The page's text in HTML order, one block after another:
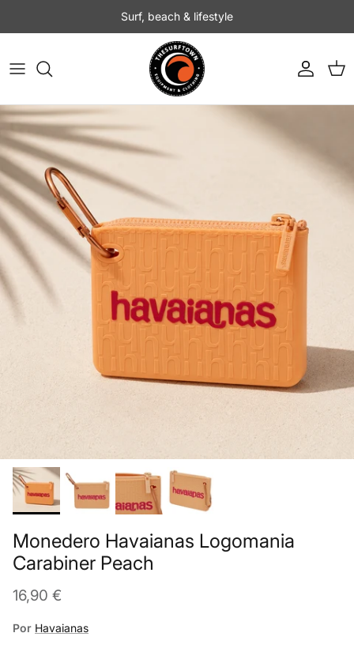
Surf, beach & lifestyle
Cuenta
Monedero Havaianas Logomania
Carabiner Peach
16,90 €
Por Havaianas